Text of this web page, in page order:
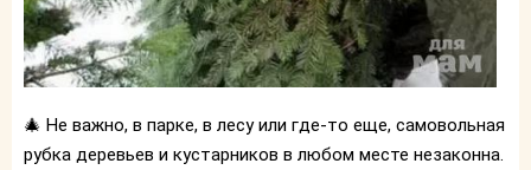
🎄 Не важно, в парке, в лесу или где-то еще, самовольная
рубка деревьев и кустарников в любом месте незаконна.